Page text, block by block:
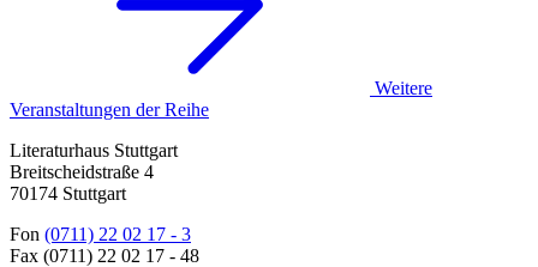
Weitere
Veranstaltungen der Reihe
Literaturhaus Stuttgart
Breitscheidstraße 4
70174 Stuttgart
Fon (0711) 22 02 17 - 3
Fax (0711) 22 02 17 - 48